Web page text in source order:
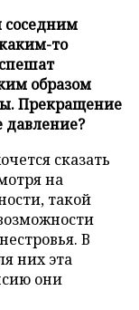
соседним
то
образом
Прекращение
давление?
сказать
на
такой
В
них эта
они